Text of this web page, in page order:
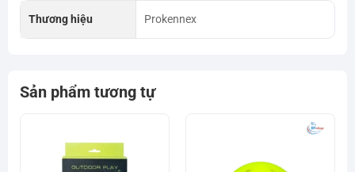
Thương hiệu Prokennex
Sản phẩm tương tự